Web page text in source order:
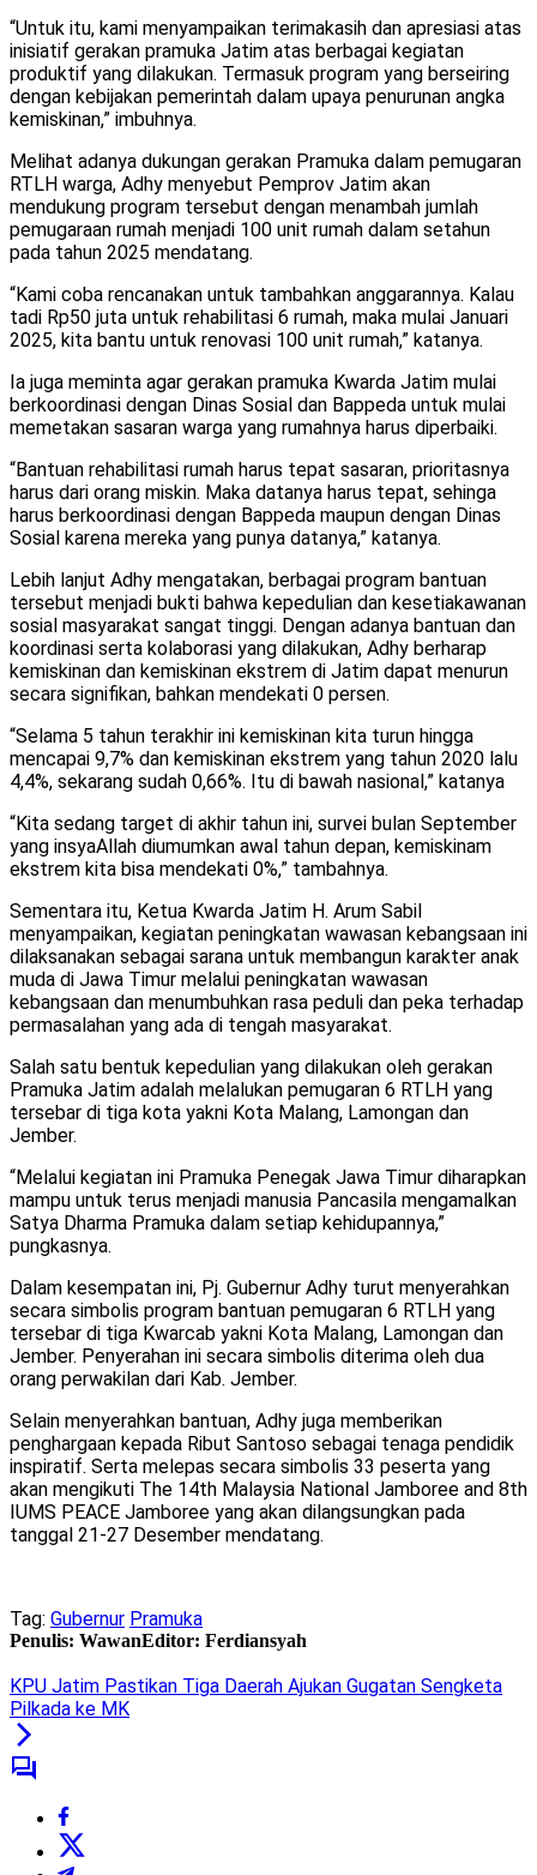
“Untuk itu, kami menyampaikan terimakasih dan apresiasi atas
inisiatif gerakan pramuka Jatim atas berbagai kegiatan
produktif yang dilakukan. Termasuk program yang berseiring
dengan kebijakan pemerintah dalam upaya penurunan angka
kemiskinan,” imbuhnya.
Melihat adanya dukungan gerakan Pramuka dalam pemugaran
RTLH warga, Adhy menyebut Pemprov Jatim akan
mendukung program tersebut dengan menambah jumlah
pemugaraan rumah menjadi 100 unit rumah dalam setahun
pada tahun 2025 mendatang.
“Kami coba rencanakan untuk tambahkan anggarannya. Kalau
tadi Rp50 juta untuk rehabilitasi 6 rumah, maka mulai Januari
2025, kita bantu untuk renovasi 100 unit rumah,” katanya.
Ia juga meminta agar gerakan pramuka Kwarda Jatim mulai
berkoordinasi dengan Dinas Sosial dan Bappeda untuk mulai
memetakan sasaran warga yang rumahnya harus diperbaiki.
“Bantuan rehabilitasi rumah harus tepat sasaran, prioritasnya
harus dari orang miskin. Maka datanya harus tepat, sehinga
harus berkoordinasi dengan Bappeda maupun dengan Dinas
Sosial karena mereka yang punya datanya,” katanya.
Lebih lanjut Adhy mengatakan, berbagai program bantuan
tersebut menjadi bukti bahwa kepedulian dan kesetiakawanan
sosial masyarakat sangat tinggi. Dengan adanya bantuan dan
koordinasi serta kolaborasi yang dilakukan, Adhy berharap
kemiskinan dan kemiskinan ekstrem di Jatim dapat menurun
secara signifikan, bahkan mendekati 0 persen.
“Selama 5 tahun terakhir ini kemiskinan kita turun hingga
mencapai 9,7% dan kemiskinan ekstrem yang tahun 2020 lalu
4,4%, sekarang sudah 0,66%. Itu di bawah nasional,” katanya
“Kita sedang target di akhir tahun ini, survei bulan September
yang insyaAllah diumumkan awal tahun depan, kemiskinam
ekstrem kita bisa mendekati 0%,” tambahnya.
Sementara itu, Ketua Kwarda Jatim H. Arum Sabil
menyampaikan, kegiatan peningkatan wawasan kebangsaan ini
dilaksanakan sebagai sarana untuk membangun karakter anak
muda di Jawa Timur melalui peningkatan wawasan
kebangsaan dan menumbuhkan rasa peduli dan peka terhadap
permasalahan yang ada di tengah masyarakat.
Salah satu bentuk kepedulian yang dilakukan oleh gerakan
Pramuka Jatim adalah melalukan pemugaran 6 RTLH yang
tersebar di tiga kota yakni Kota Malang, Lamongan dan
Jember.
“Melalui kegiatan ini Pramuka Penegak Jawa Timur diharapkan
mampu untuk terus menjadi manusia Pancasila mengamalkan
Satya Dharma Pramuka dalam setiap kehidupannya,”
pungkasnya.
Dalam kesempatan ini, Pj. Gubernur Adhy turut menyerahkan
secara simbolis program bantuan pemugaran 6 RTLH yang
tersebar di tiga Kwarcab yakni Kota Malang, Lamongan dan
Jember. Penyerahan ini secara simbolis diterima oleh dua
orang perwakilan dari Kab. Jember.
Selain menyerahkan bantuan, Adhy juga memberikan
penghargaan kepada Ribut Santoso sebagai tenaga pendidik
inspiratif. Serta melepas secara simbolis 33 peserta yang
akan mengikuti The 14th Malaysia National Jamboree and 8th
IUMS PEACE Jamboree yang akan dilangsungkan pada
tanggal 21-27 Desember mendatang.
Tag: Gubernur Pramuka
Penulis: WawanEditor: Ferdiansyah
KPU Jatim Pastikan Tiga Daerah Ajukan Gugatan Sengketa
Pilkada ke MK